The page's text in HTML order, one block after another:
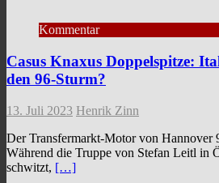
Kommentar
Casus Knaxus Doppelspitze:
den 96-Sturm?
13. Juli 2023 Henrik Zinn
Der Transfermarkt-Motor von Hannover
Während die Truppe von Stefan Leitl in
schwitzt, […]